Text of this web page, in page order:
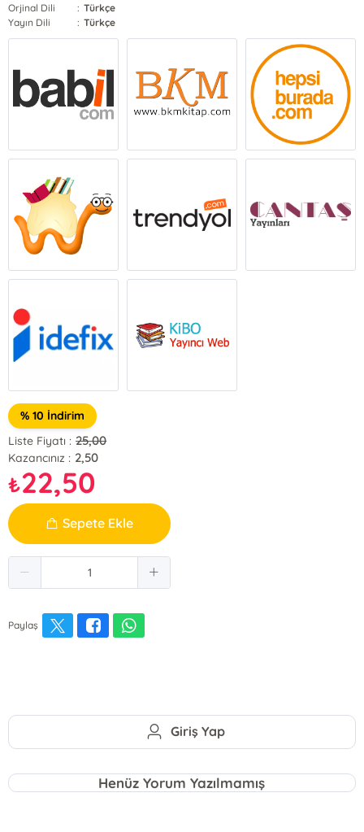
Orjinal Dili
: Türkçe
Yayın Dili
: Türkçe
% 10 İndirim
Liste Fiyatı : 25,00
Kazancınız : 2,50
₺22,50
Sepete Ekle
Paylaş
Giriş Yap
Henüz Yorum Yazılmamış